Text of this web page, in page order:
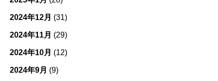
2024年12月 (31)
2024年11月 (29)
2024年10月 (12)
2024年9月 (9)